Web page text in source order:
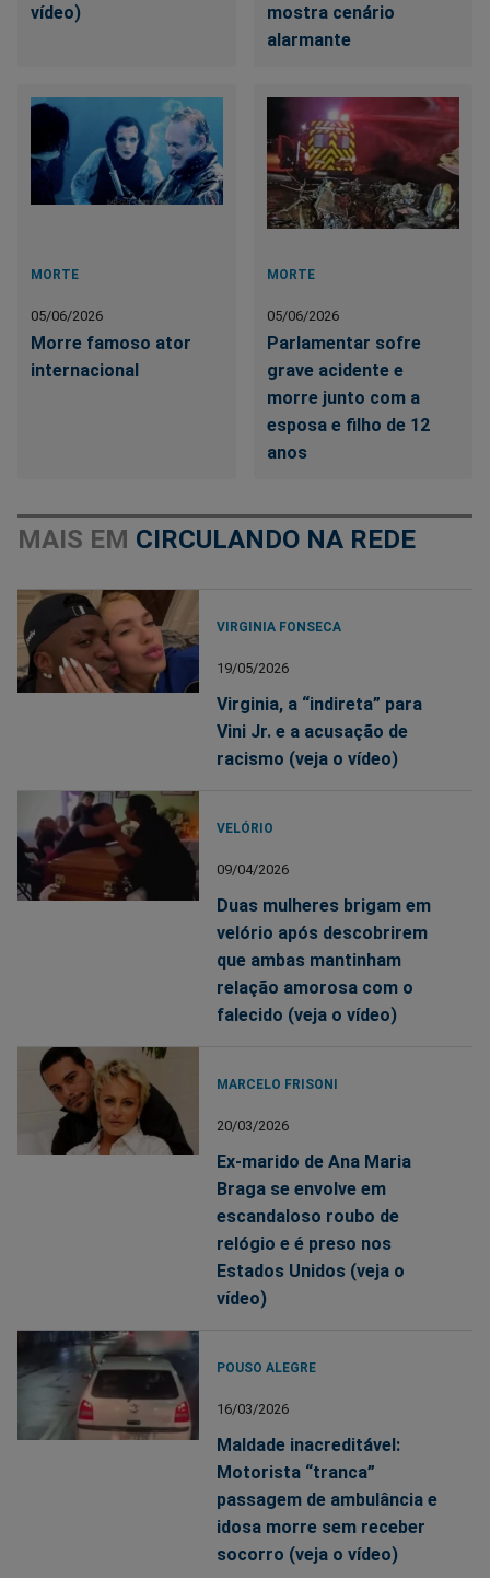
vídeo)
mostra cenário
alarmante
MORTE
05/06/2026
Morre famoso ator
internacional
MORTE
05/06/2026
Parlamentar sofre
grave acidente e
morre junto com a
esposa e filho de 12
anos
MAIS EM CIRCULANDO NA REDE
VIRGINIA FONSECA
19/05/2026
Virginia, a “indireta” para
Vini Jr. e a acusação de
racismo (veja o vídeo)
VELÓRIO
09/04/2026
Duas mulheres brigam em
velório após descobrirem
que ambas mantinham
relação amorosa com o
falecido (veja o vídeo)
MARCELO FRISONI
20/03/2026
Ex-marido de Ana Maria
Braga se envolve em
escandaloso roubo de
relógio e é preso nos
Estados Unidos (veja o
vídeo)
POUSO ALEGRE
16/03/2026
Maldade inacreditável:
Motorista “tranca”
passagem de ambulância e
idosa morre sem receber
socorro (veja o vídeo)